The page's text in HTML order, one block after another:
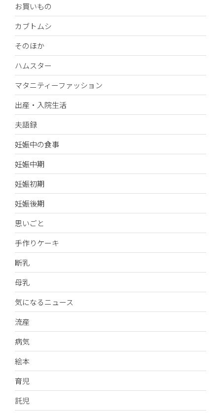
お買いもの
カブトムシ
そのほか
ハムスター
マタニティーファッション
出産・入院生活
夫語録
妊娠中の食事
妊娠中期
妊娠初期
妊娠後期
思いごと
手作りケーキ
断乳
母乳
気になるニュース
流産
病気
絵本
育児
託児